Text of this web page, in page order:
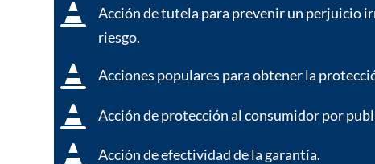

Acción de tutela para prevenir un perjuicio
riesgo.
 Acciones populares para obtener la
 Acción de protección al consumidor por
 Acción de efectividad de la garantía.